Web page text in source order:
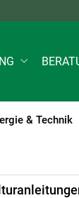
& Technik